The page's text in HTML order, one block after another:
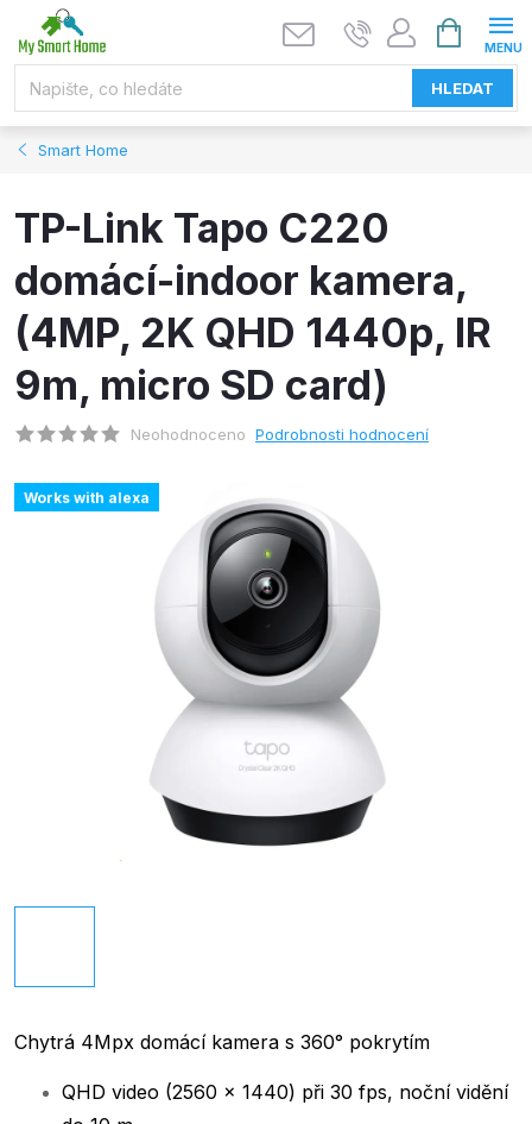
HLEDAT
NÁKUPNÍ
KOŠÍK
Smart Home
TP-Link Tapo C220
domácí-indoor kamera,
(4MP, 2K QHD 1440p, IR
9m, micro SD card)
Neohodnoceno Podrobnosti hodnocení
Works with alexa
Chytrá 4Mpx domácí kamera s 360° pokrytím
QHD video (2560 × 1440) při 30 fps, noční vidění